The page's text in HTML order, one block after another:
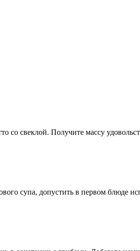
со свеклой. Получите массу
супа, допустить в первом блюде